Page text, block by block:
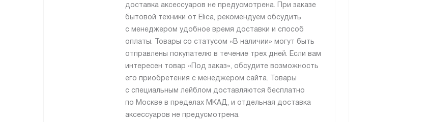
доставка аксессуаров не предусмотрена. При заказе
бытовой техники от Elica, рекомендуем обсудить
с менеджером удобное время доставки и способ
оплаты. Товары со статусом «В наличии» могут быть
отправлены покупателю в течение трех дней. Если вам
интересен товар «Под заказ», обсудите возможность
его приобретения с менеджером сайта. Товары
с специальным лейблом доставляются бесплатно
по Москве в пределах МКАД, и отдельная доставка
аксессуаров не предусмотрена.